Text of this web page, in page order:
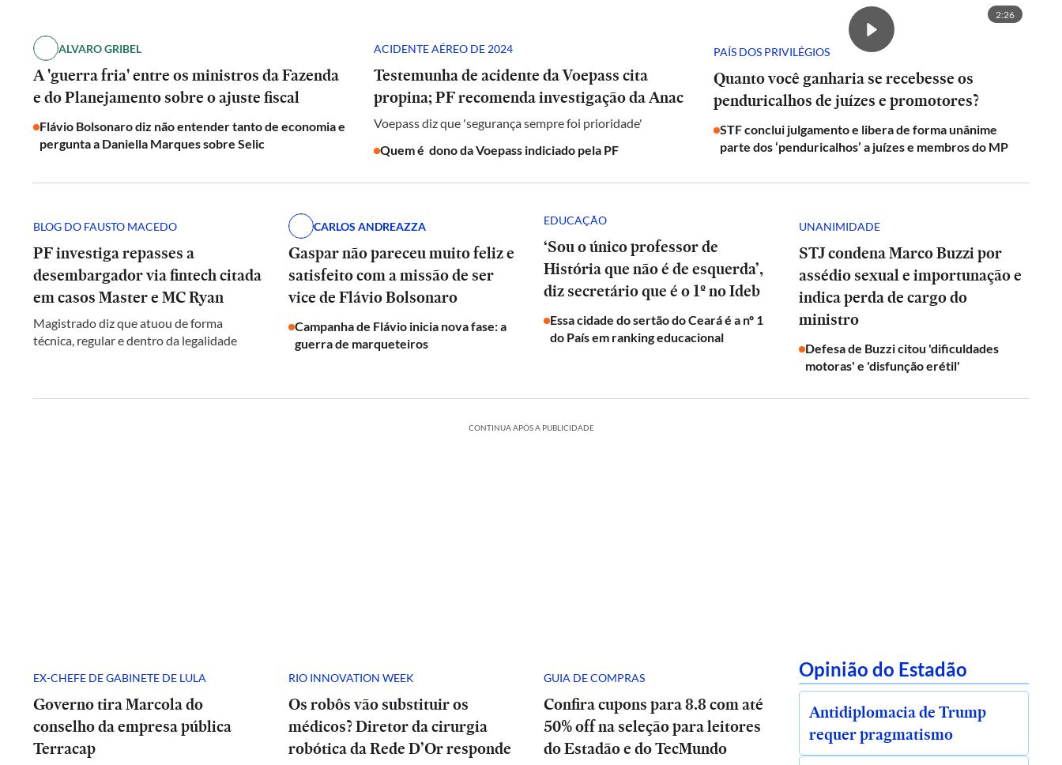
ALVARO GRIBEL
A 'guerra fria' entre os ministros da Fazenda
e do Planejamento sobre o ajuste fiscal
Flávio Bolsonaro diz não entender tanto de economia e
pergunta a Daniella Marques sobre Selic
ACIDENTE AÉREO DE 2024
Testemunha de acidente da Voepass cita
propina; PF recomenda investigação da Anac
Voepass diz que 'segurança sempre foi prioridade'
Quem é dono da Voepass indiciado pela PF
2:26
PAÍS DOS PRIVILÉGIOS
Quanto você ganharia se recebesse os
penduricalhos de juízes e promotores?
STF conclui julgamento e libera de forma unânime
parte dos ‘penduricalhos’ a juízes e membros do MP
BLOG DO FAUSTO MACEDO
PF investiga repasses a
desembargador via fintech citada
em casos Master e MC Ryan
Magistrado diz que atuou de forma
técnica, regular e dentro da legalidade
CARLOS ANDREAZZA
Gaspar não pareceu muito feliz e
satisfeito com a missão de ser
vice de Flávio Bolsonaro
Campanha de Flávio inicia nova fase: a
guerra de marqueteiros
EDUCAÇÃO
‘Sou o único professor de
História que não é de esquerda’,
diz secretário que é o 1º no Ideb
Essa cidade do sertão do Ceará é a nº 1
do País em ranking educacional
UNANIMIDADE
STJ condena Marco Buzzi por
assédio sexual e importunação e
indica perda de cargo do
ministro
Defesa de Buzzi citou 'dificuldades
motoras' e 'disfunção erétil'
CONTINUA APÓS A PUBLICIDADE
EX-CHEFE DE GABINETE DE LULA
Governo tira Marcola do
conselho da empresa pública
Terracap
RIO INNOVATION WEEK
Os robôs vão substituir os
médicos? Diretor da cirurgia
robótica da Rede D’Or responde
GUIA DE COMPRAS
Confira cupons para 8.8 com até
50% off na seleção para leitores
do Estadão e do TecMundo
Opinião do Estadão
Antidiplomacia de Trump
requer pragmatismo